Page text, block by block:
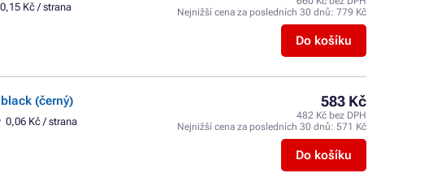
0,15 Kč / strana
Nejnižší cena za posledních 30 dnů: 779 Kč
Do košíku
black (černý)
0,06 Kč / strana
583 Kč
482 Kč bez DPH
Nejnižší cena za posledních 30 dnů: 571 Kč
Do košíku